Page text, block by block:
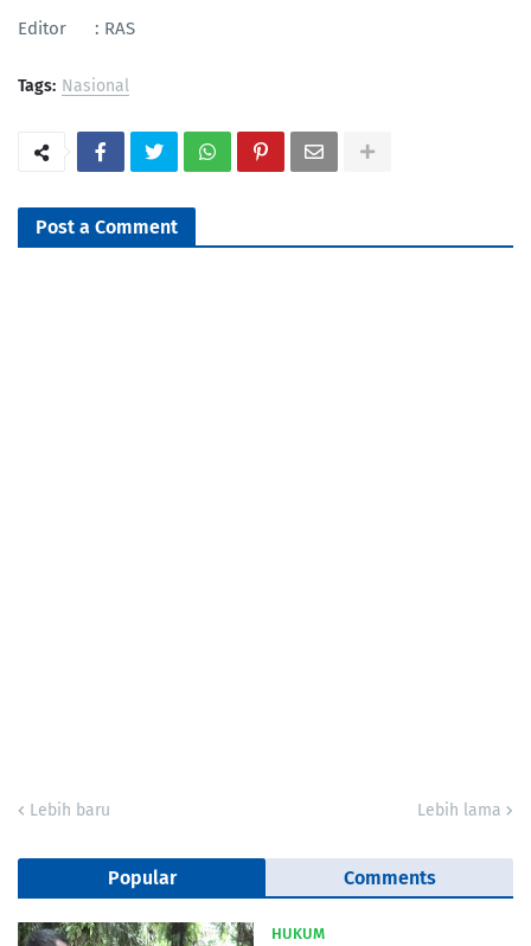
Editor : RAS
Tags: Nasional
Post a Comment
Lebih baru Lebih lama
Popular Comments
HUKUM